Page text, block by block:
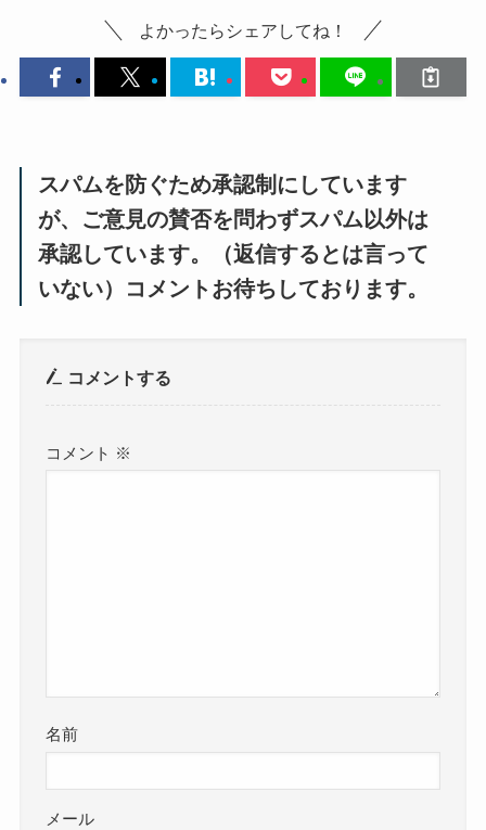
よかったらシェアしてね！
スパムを防ぐため承認制にしています
が、ご意見の賛否を問わずスパム以外は
承認しています。（返信するとは言って
いない）コメントお待ちしております。
コメントする
コメント ※
名前
メール